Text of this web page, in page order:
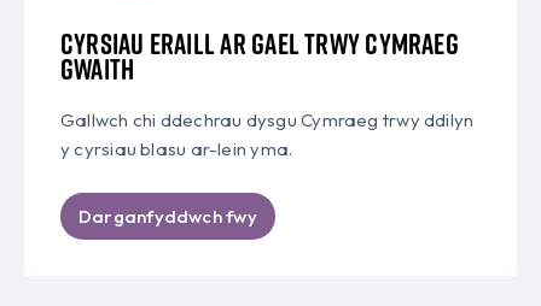
Cyrsiau eraill ar gael trwy Cymraeg
Gwaith
Gallwch chi ddechrau dysgu Cymraeg trwy ddilyn
y cyrsiau blasu ar-lein yma.
Darganfyddwch fwy